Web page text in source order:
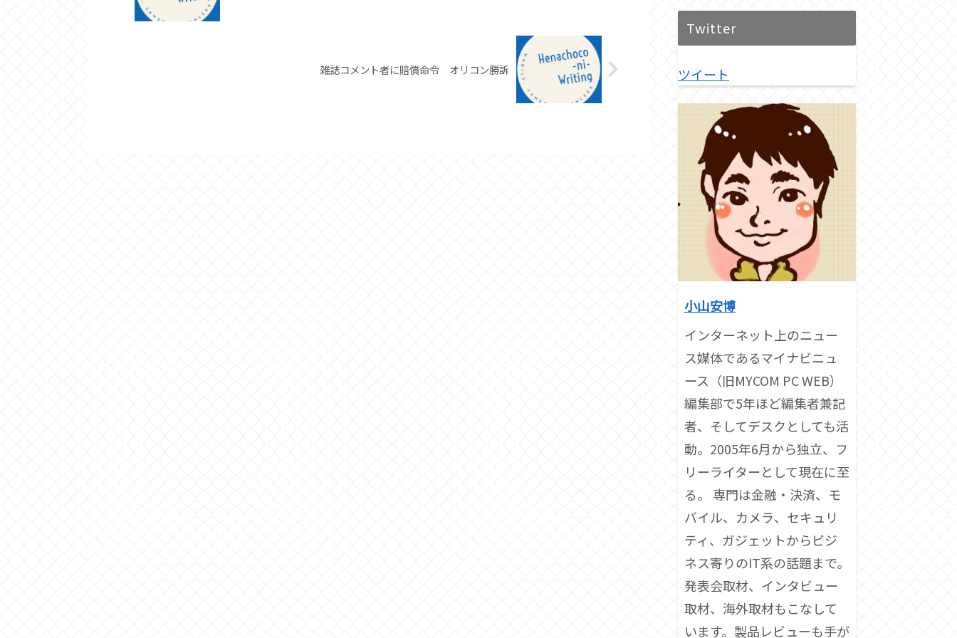
雑誌コメント者に賠償命令 オリコン勝訴
Twitter
ツイート
小山安博
インターネット上のニュー
ス媒体であるマイナビニュ
ース（旧MYCOM PC WEB）
編集部で5年ほど編集者兼記
者、そしてデスクとしても活
動。2005年6月から独立、フ
リーライターとして現在に至
る。 専門は金融・決済、モ
バイル、カメラ、セキュリ
ティ、ガジェットからビジ
ネス寄りのIT系の話題まで。
発表会取材、インタビュー
取材、海外取材もこなして
います。製品レビューも手が